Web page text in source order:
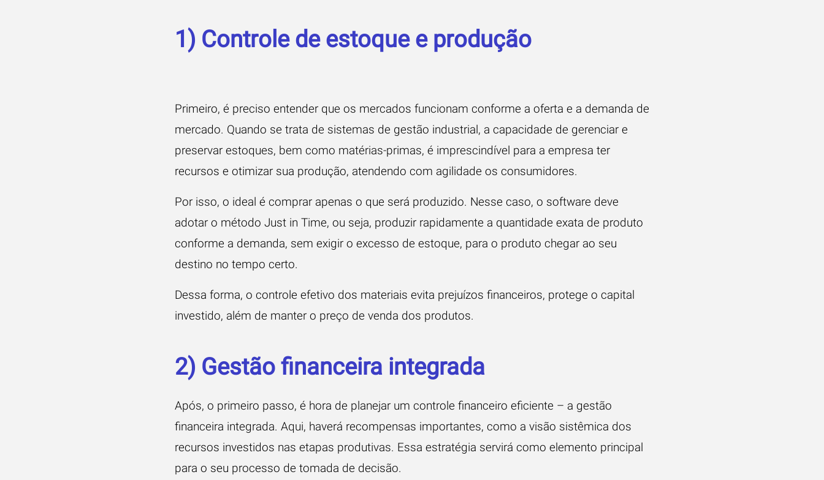
1) Controle de estoque e produção
Primeiro, é preciso entender que os mercados funcionam conforme a oferta e a demanda de
mercado. Quando se trata de sistemas de gestão industrial, a capacidade de gerenciar e
preservar estoques, bem como matérias-primas, é imprescindível para a empresa ter
recursos e otimizar sua produção, atendendo com agilidade os consumidores.
Por isso, o ideal é comprar apenas o que será produzido. Nesse caso, o software deve
adotar o método Just in Time, ou seja, produzir rapidamente a quantidade exata de produto
conforme a demanda, sem exigir o excesso de estoque, para o produto chegar ao seu
destino no tempo certo.
Dessa forma, o controle efetivo dos materiais evita prejuízos financeiros, protege o capital
investido, além de manter o preço de venda dos produtos.
2) Gestão financeira integrada
Após, o primeiro passo, é hora de planejar um controle financeiro eficiente – a gestão
financeira integrada. Aqui, haverá recompensas importantes, como a visão sistêmica dos
recursos investidos nas etapas produtivas. Essa estratégia servirá como elemento principal
para o seu processo de tomada de decisão.